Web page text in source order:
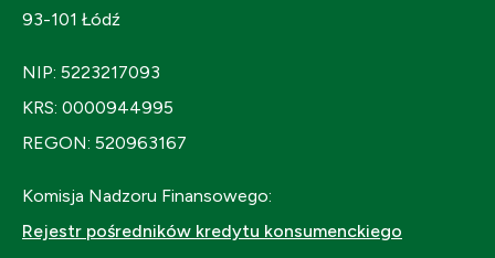
93-101 Łódź
NIP: 5223217093
KRS: 0000944995
REGON: 520963167
Komisja Nadzoru Finansowego:
Rejestr pośredników kredytu konsumenckiego